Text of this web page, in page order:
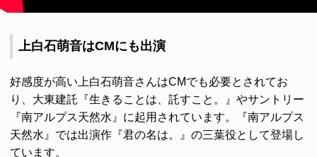
上白石萌音はCMにも出演
好感度が高い上白石萌音さんはCMでも必要とされてお
り、大東建託『生きることは、託すこと。』やサントリー
『南アルプス天然水』に起用されています。『南アルプス
天然水』では出演作『君の名は。』の三葉役として登場し
ています。